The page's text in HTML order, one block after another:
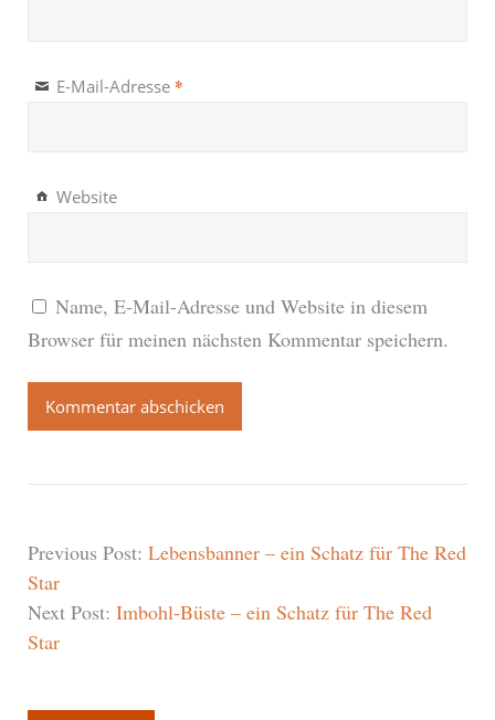
E-Mail-Adresse *
Website
Name, E-Mail-Adresse und Website in diesem
Browser für meinen nächsten Kommentar speichern.
Previous Post: Lebensbanner – ein Schatz für The Red
Star
Next Post: Imbohl-Büste – ein Schatz für The Red
Star